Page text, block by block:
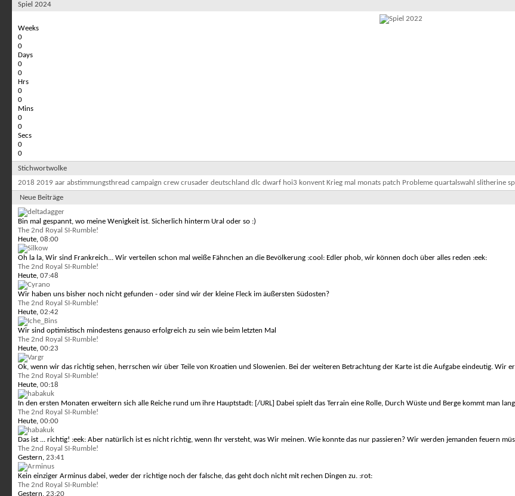
Spiel 2024
Weeks
0
0
Days
0
0
Hrs
0
0
Mins
0
0
Secs
0
0
Stichwortwolke
2018 2019 aar abstimmungsthread campaign crew crusader deutschland dlc dwarf hoi3 konvent Krieg mal monats patch Probleme quartalswahl slitherine
Neue Beiträge
Bin mal gespannt, wo meine Wenigkeit ist. Sicherlich hinterm Ural oder so :)
The 2nd Royal SI-Rumble!
Heute, 08:00
Oh la la, Wir sind Frankreich... Wir verteilen schon mal weiße Fähnchen an die Bevölkerung :cool: Edler phob, wir können doch über alles reden :eek:
The 2nd Royal SI-Rumble!
Heute, 07:48
Wir haben uns bisher noch nicht gefunden - oder sind wir der kleine Fleck im äußersten Südosten?
The 2nd Royal SI-Rumble!
Heute, 02:42
Wir sind optimistisch mindestens genauso erfolgreich zu sein wie beim letzten Mal
The 2nd Royal SI-Rumble!
Heute, 00:23
Ok, wenn wir das richtig sehen, herrschen wir über Teile von Kroatien und Slowenien. Bei der weiteren Betrachtung der Karte ist die Aufgabe eindeutig. Wir
The 2nd Royal SI-Rumble!
Heute, 00:18
In den ersten Monaten erweitern sich alle Reiche rund um ihre Hauptstadt: [/URL] Dabei spielt das Terrain eine Rolle, Durch Wüste und Berge kommt man
The 2nd Royal SI-Rumble!
Heute, 00:00
Das ist ... richtig! :eek: Aber natürlich ist es nicht richtig, wenn Ihr versteht, was Wir meinen. Wie konnte das nur passieren? Wir werden jemanden feuern
The 2nd Royal SI-Rumble!
Gestern, 23:41
Kein einziger Arminus dabei, weder der richtige noch der falsche, das geht doch nicht mit rechen Dingen zu. :rot:
The 2nd Royal SI-Rumble!
Gestern, 23:20